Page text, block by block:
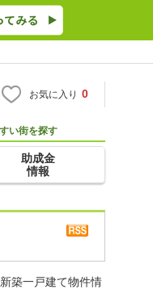
お気に入り 0
い街を探す
助成金
情報
築一戸建て物件情